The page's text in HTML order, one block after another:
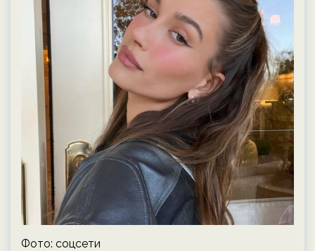
Фото: соцсети